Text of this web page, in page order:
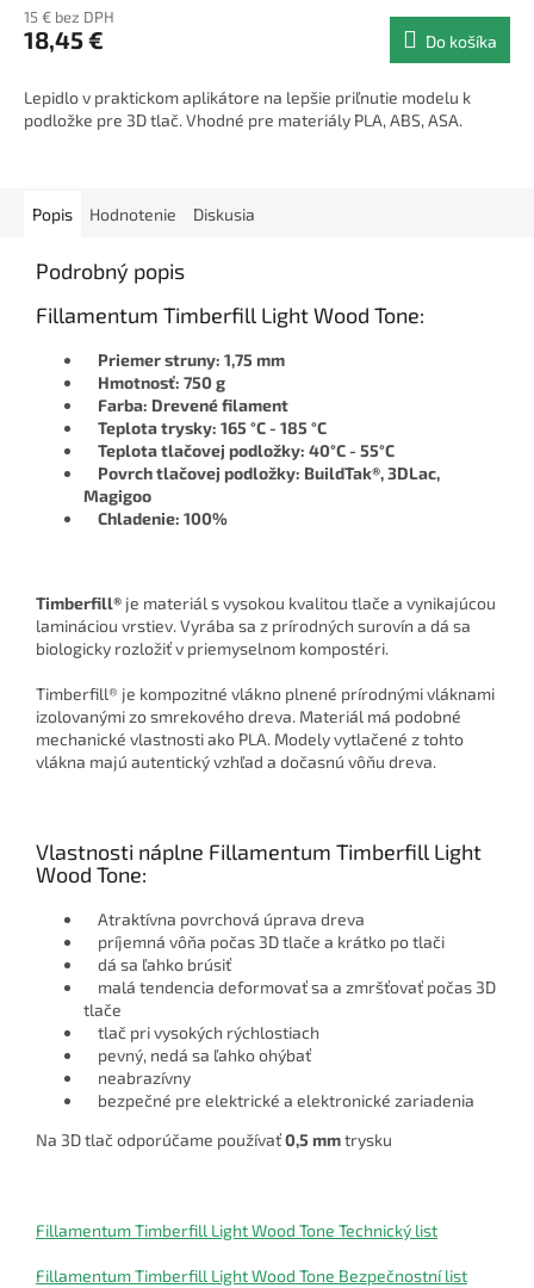
15 € bez DPH
18,45 € Do košíka
Lepidlo v praktickom aplikátore na lepšie priľnutie modelu k
podložke pre 3D tlač. Vhodné pre materiály PLA, ABS, ASA.
Popis Hodnotenie Diskusia
Podrobný popis
Fillamentum Timberfill Light Wood Tone:
Priemer struny: 1,75 mm
Hmotnosť: 750 g
Farba: Drevené filament
Teplota trysky: 165 °C - 185 °C
Teplota tlačovej podložky: 40°C - 55°C
Povrch tlačovej podložky: BuildTak®, 3DLac,
Magigoo
Chladenie: 100%
Timberfill® je materiál s vysokou kvalitou tlače a vynikajúcou
lamináciou vrstiev. Vyrába sa z prírodných surovín a dá sa
biologicky rozložiť v priemyselnom kompostéri.
Timberfill® je kompozitné vlákno plnené prírodnými vláknami
izolovanými zo smrekového dreva. Materiál má podobné
mechanické vlastnosti ako PLA. Modely vytlačené z tohto
vlákna majú autentický vzhľad a dočasnú vôňu dreva.
Vlastnosti náplne Fillamentum Timberfill Light
Wood Tone:
Atraktívna povrchová úprava dreva
príjemná vôňa počas 3D tlače a krátko po tlači
dá sa ľahko brúsiť
malá tendencia deformovať sa a zmršťovať počas 3D
tlače
tlač pri vysokých rýchlostiach
pevný, nedá sa ľahko ohýbať
neabrazívny
bezpečné pre elektrické a elektronické zariadenia
Na 3D tlač odporúčame používať0,5 mmtrysku
Fillamentum Timberfill Light Wood Tone Technický list
Fillamentum Timberfill Light Wood Tone Bezpečnostní list